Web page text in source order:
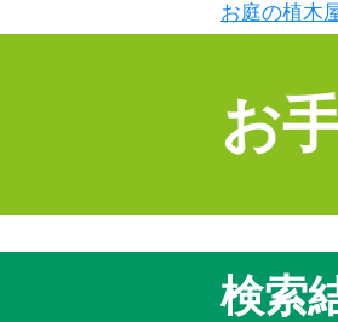
お庭の植木
お
検索